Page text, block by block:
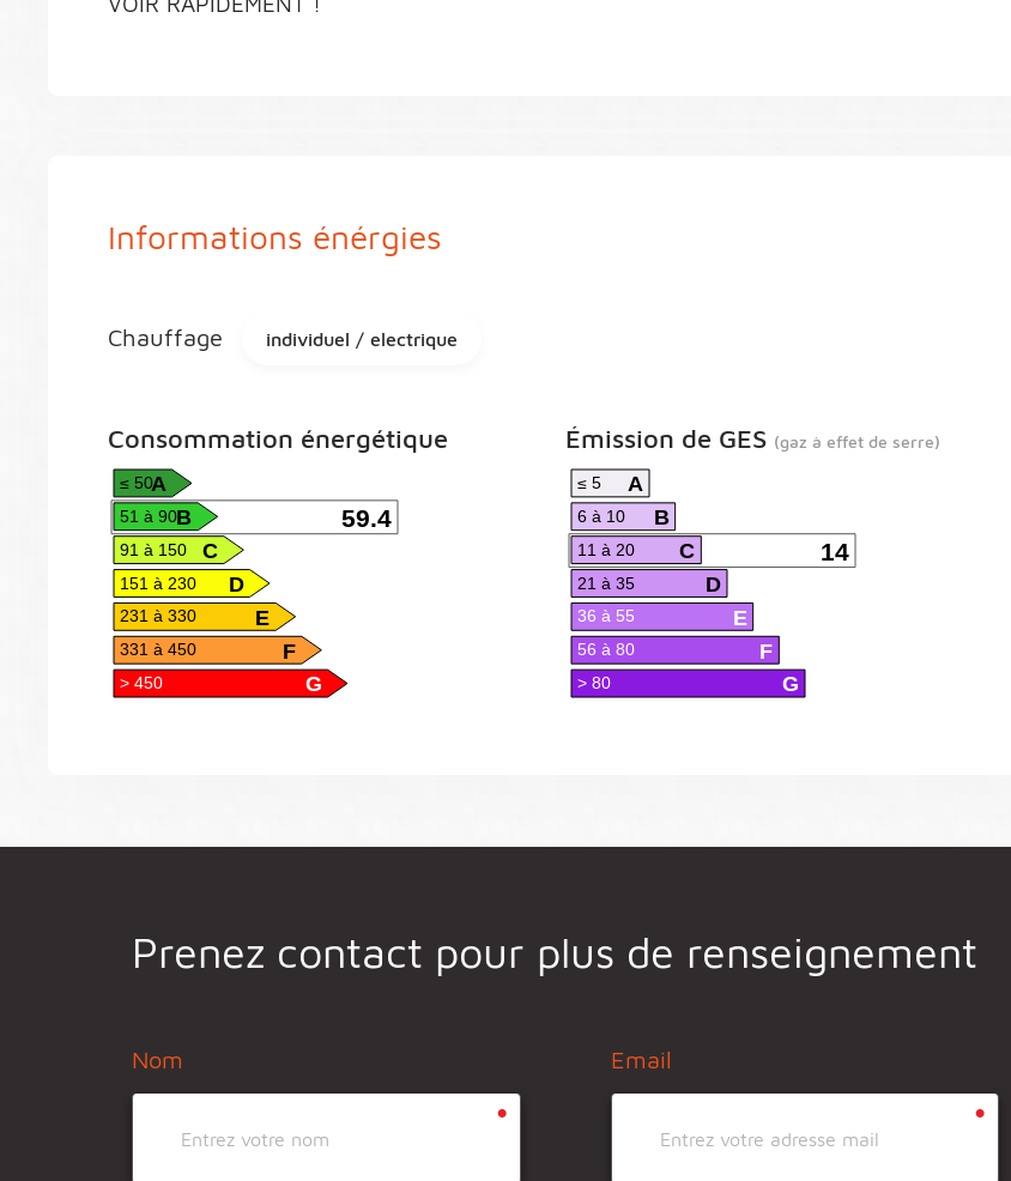
Informations énérgies
Chauffage individuel / electrique
Consommation énergétique
A
≤ 50
59.4
B
51 à 90
C
91 à 150
D
151 à 230
E
231 à 330
F
331 à 450
G
> 450
Émission de GES (gaz à effet de serre)
A
≤ 5
B
6 à 10
14
C
11 à 20
D
21 à 35
E
36 à 55
F
56 à 80
G
> 80
Prenez contact pour plus de renseignement
Nom
•
Email
•